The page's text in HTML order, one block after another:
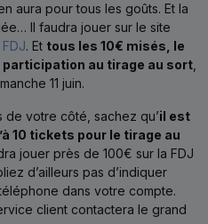
aura pour tous les goûts. Et la
Il faudra jouer sur le site
. Et tous les 10€ misés, le
participation au tirage au sort
11 juin.
de votre côté, sachez qu’il est
10 tickets pour le tirage au
jouer près de 100€ sur la FDJ
d’ailleurs pas d’indiquer
dans votre compte.
client contactera le grand